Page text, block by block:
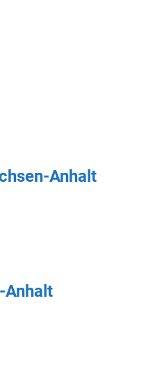
Anhalt
Anhalt